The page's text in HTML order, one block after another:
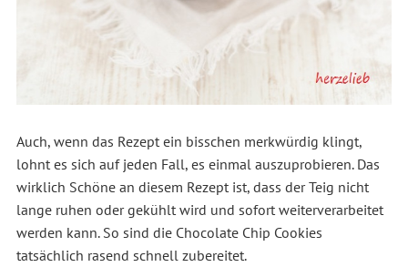
Auch, wenn das Rezept ein bisschen merkwürdig klingt,
lohnt es sich auf jeden Fall, es einmal auszuprobieren. Das
wirklich Schöne an diesem Rezept ist, dass der Teig nicht
lange ruhen oder gekühlt wird und sofort weiterverarbeitet
werden kann. So sind die Chocolate Chip Cookies
tatsächlich rasend schnell zubereitet.